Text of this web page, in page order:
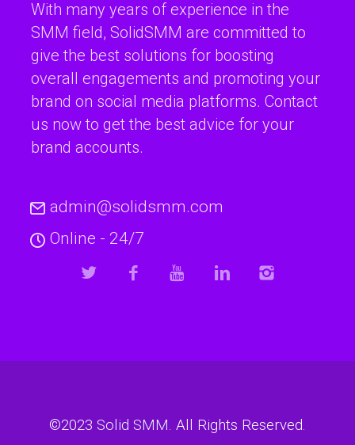
With many years of experience in the
SMM field, SolidSMM are committed to
give the best solutions for boosting
overall engagements and promoting your
brand on social media platforms. Contact
us now to get the best advice for your
brand accounts.
admin@solidsmm.com
Online - 24/7
©2023 Solid SMM. All Rights Reserved.